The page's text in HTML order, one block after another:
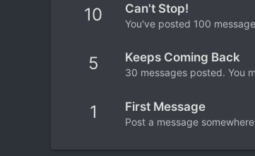
10 Can't Stop!
You've posted 100
5 Keeps Coming Back
30 messages posted. You
1 First Message
Post a message